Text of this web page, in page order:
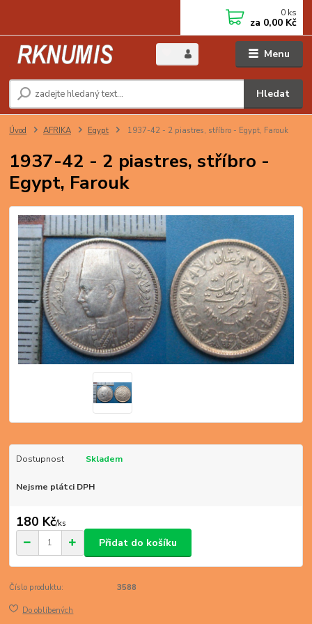
Menu
Hledat
0 ks
za 0,00 Kč
Úvod AFRIKA Egypt 1937-42 - 2 piastres, stříbro - Egypt, Farouk
1937-42 - 2 piastres, stříbro -
Egypt, Farouk
Dostupnost Skladem
Nejsme plátci DPH
180 Kč/ks
Přidat do košíku
Číslo produktu: 3588
Do oblíbených